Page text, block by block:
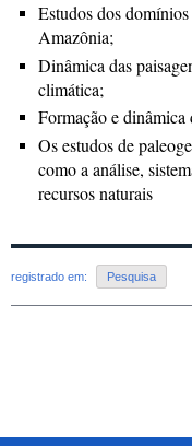
Estudos dos
Amazônia;
Dinâmica das
climática;
Formação e dinâmica
Os estudos de
como a análise,
recursos naturais
registrado em: Pesquisa